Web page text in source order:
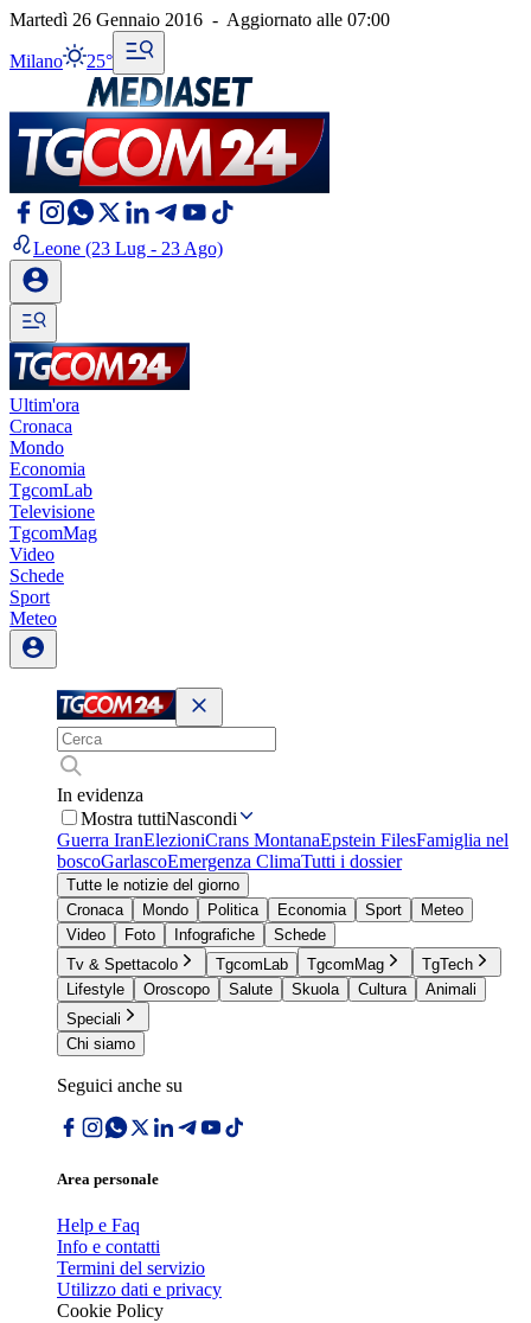
Martedì 26 Gennaio 2016 - Aggiornato alle 07:00
Milano 25°
Leone (23 Lug - 23 Ago)
Ultim'ora
Cronaca
Mondo
Economia
TgcomLab
Televisione
TgcomMag
Video
Schede
Sport
Meteo
In evidenza
Mostra tuttiNascondi
Guerra IranElezioniCrans MontanaEpstein FilesFamiglia nel
boscoGarlascoEmergenza ClimaTutti i dossier
Tutte le notizie del giorno
Cronaca
Mondo Politica Economia Sport
Meteo
Video
Foto Infografiche
Schede
Tv & Spettacolo
TgcomLab TgcomMag
TgTech
Lifestyle
Oroscopo Salute Skuola Cultura
Animali
Speciali
Chi siamo
Seguici anche su
Area personale
Help e Faq
Info e contatti
Termini del servizio
Utilizzo dati e privacy
Cookie Policy